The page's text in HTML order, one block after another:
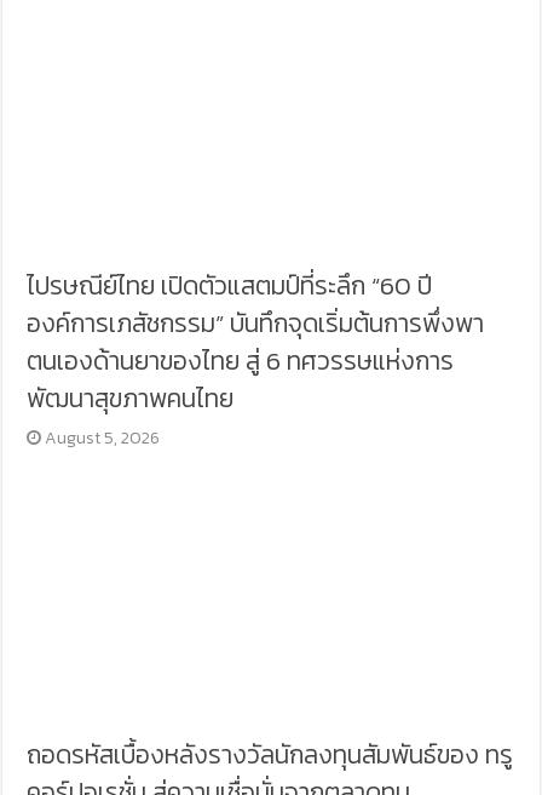
ไปรษณีย์ไทย เปิดตัวแสตมป์ที่ระลึก “60 ปี
องค์การเภสัชกรรม” บันทึกจุดเริ่มต้นการพึ่งพา
ตนเองด้านยาของไทย สู่ 6 ทศวรรษแห่งการ
พัฒนาสุขภาพคนไทย
August 5, 2026
ถอดรหัสเบื้องหลังรางวัลนักลงทุนสัมพันธ์ของ ทรู